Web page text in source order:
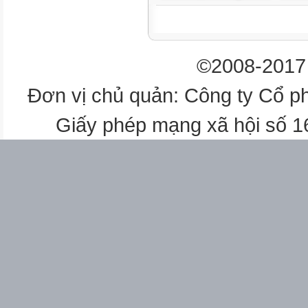
©2008-
Đơn vị chủ quản: Công ty Cổ
Giấy phép mạng xã hội số